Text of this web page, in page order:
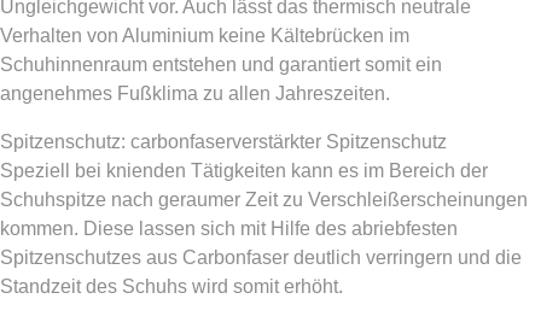
Ungleichgewicht vor. Auch lässt das thermisch neutrale
Verhalten von Aluminium keine Kältebrücken im
Schuhinnenraum entstehen und garantiert somit ein
angenehmes Fußklima zu allen Jahreszeiten.
Spitzenschutz: carbonfaserverstärkter Spitzenschutz
Speziell bei knienden Tätigkeiten kann es im Bereich der
Schuhspitze nach geraumer Zeit zu Verschleißerscheinungen
kommen. Diese lassen sich mit Hilfe des abriebfesten
Spitzenschutzes aus Carbonfaser deutlich verringern und die
Standzeit des Schuhs wird somit erhöht.